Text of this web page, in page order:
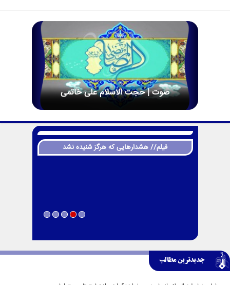
صوت | حجت الاسلام علی خاتمی
فیلم// هشدارهایی که هرگز شنیده نشد
جدیدترین مطالب